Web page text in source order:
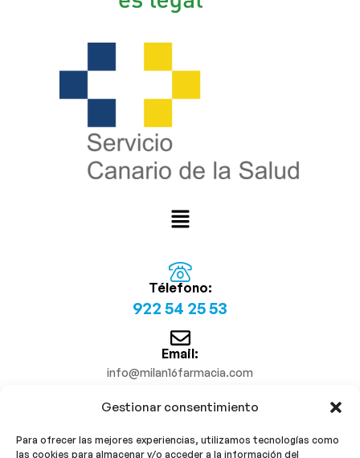
Gestionar consentimiento
Para ofrecer las mejores experiencias, utilizamos tecnologías como
las cookies para almacenar y/o acceder a la información del
Télefono:
922 54 25 53
Email:
info@milan16farmacia.com
¡Síguenos!